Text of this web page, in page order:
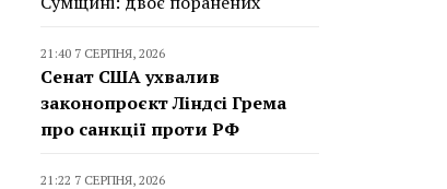
21:40 7 СЕРПНЯ, 2026
Сенат США ухвалив
законопроєкт Ліндсі Грема
про санкції проти РФ
21:22 7 СЕРПНЯ, 2026